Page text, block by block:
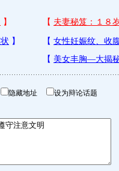
隐藏地址 设为辩论话题